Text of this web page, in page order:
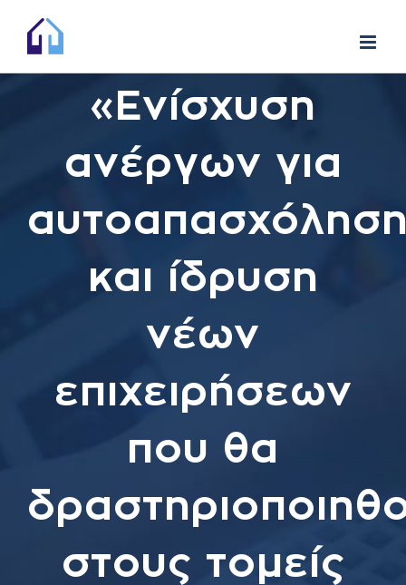
content
«Ενίσχυση
ανέργων για
και ίδρυση
νέων
επιχειρήσεων
που θα
στους τομείς